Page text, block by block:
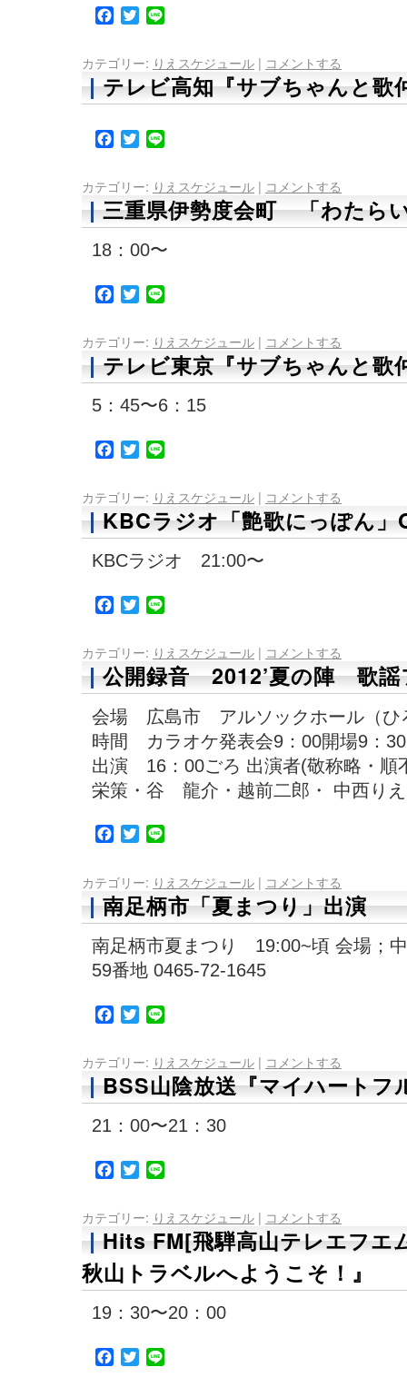
Facebook
Twitter
カテゴリー: りえスケジュール | コメントする
テレビ高知『サブちゃんと歌
Facebook
Twitter
カテゴリー: りえスケジュール | コメントする
三重県伊勢度会町 「わたら
18：00〜
Facebook
Twitter
カテゴリー: りえスケジュール | コメントする
テレビ東京『サブちゃんと歌
5：45〜6：15
Facebook
Twitter
カテゴリー: りえスケジュール | コメントする
KBCラジオ「艶歌にっぽん」
KBCラジオ 21:00〜
Facebook
Twitter
カテゴリー: りえスケジュール | コメントする
公開録音 2012’夏の陣 歌謡
会場 広島市 アルソックホール（ひ
時間 カラオケ発表会9：00開場9：
出演 16：00ごろ 出演者(敬称略・順
栄策・谷 龍介・越前二郎・ 中西り
Facebook
Twitter
カテゴリー: りえスケジュール | コメントする
南足柄市「夏まつり」出演
南足柄市夏まつり 19:00~頃 会場；
59番地 0465-72-1645
Facebook
Twitter
カテゴリー: りえスケジュール | コメントする
BSS山陰放送『マイハートフ
21：00〜21：30
Facebook
Twitter
カテゴリー: りえスケジュール | コメントする
Hits FM[飛騨高山テレエフ
秋山トラベルへようこそ！』
19：30〜20：00
Facebook
Twitter